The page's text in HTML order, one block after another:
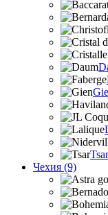
Tsar
Чехия (9)